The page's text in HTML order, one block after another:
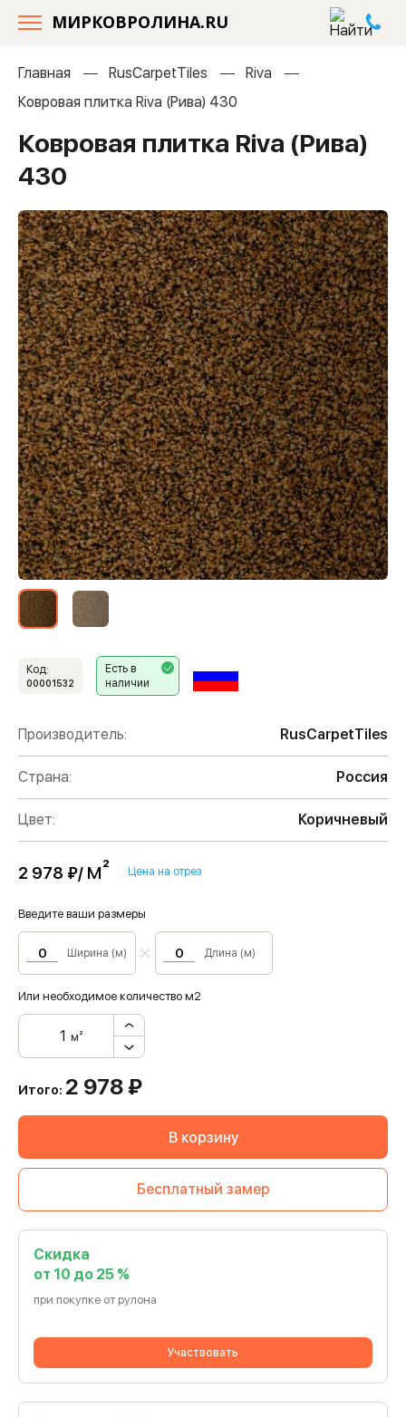
МИРКОВРОЛИНА.RU
Главная RusCarpetTiles
Riva
Ковровая плитка Riva (Рива) 430
Ковровая плитка Riva (Рива)
430
Код:
00001532
Есть в
наличии
Производитель: RusCarpetTiles
Страна: Россия
Цвет: Коричневый
2 978 ₽/ м² Цена на отрез
Введите ваши размеры
Ширина (м) Длина (м)
Или необходимое количество м2
м²
Итого: 2 978 ₽
В корзину
Бесплатный замер
Скидка
от 10 до 25 %
при покупке от рулона
Участвовать